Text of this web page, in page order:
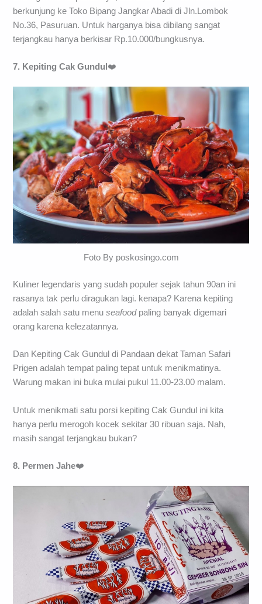
berkunjung ke Toko Bipang Jangkar Abadi di Jln.Lombok
No.36, Pasuruan. Untuk harganya bisa dibilang sangat
terjangkau hanya berkisar Rp.10.000/bungkusnya.
7. Kepiting Cak Gundul ❤️
Foto By poskosingo.com
Kuliner legendaris yang sudah populer sejak tahun 90an ini
rasanya tak perlu diragukan lagi. kenapa? Karena kepiting
adalah salah satu menuseafoodpaling banyak digemari
orang karena kelezatannya.
Dan Kepiting Cak Gundul di Pandaan dekat Taman Safari
Prigen adalah tempat paling tepat untuk menikmatinya.
Warung makan ini buka mulai pukul 11.00-23.00 malam.
Untuk menikmati satu porsi kepiting Cak Gundul ini kita
hanya perlu merogoh kocek sekitar 30 ribuan saja. Nah,
masih sangat terjangkau bukan?
8. Permen Jahe❤️